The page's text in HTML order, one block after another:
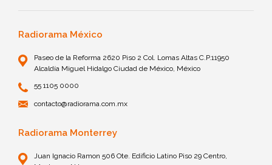
Radiorama México
Paseo de la Reforma 2620 Piso 2 Col. Lomas Altas C.P.11950
Alcaldía Miguel Hidalgo Ciudad de México, México
55 1105 0000
contacto@radiorama.com.mx
Radiorama Monterrey
Juan Ignacio Ramon 506 Ote. Edificio Latino Piso 29 Centro,